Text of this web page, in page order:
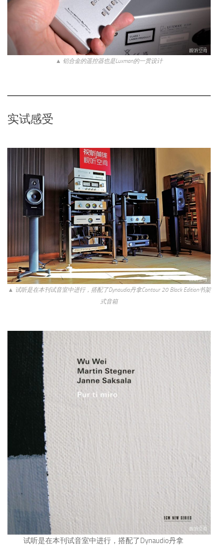
▲ 铝合金的遥控器也是Luxman的一贯设计
实试感受
▲ 试听是在本刊试音室中进行，搭配了Dynaudio丹拿Contour 20 Black Edition书架
式音箱
试听是在本刊试音室中进行，搭配了Dynaudio丹拿